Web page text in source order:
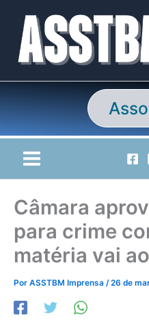
conteúdo
Câmara
para crime
matéria vai
Por ASSTBM Imprensa /26 de